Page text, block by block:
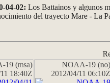
04-02: Los Battainos y algunos
del trayecto Mare - La
19 (msa)
18:40Z
NOAA-19 (no)
2012/04/11 06:10Z